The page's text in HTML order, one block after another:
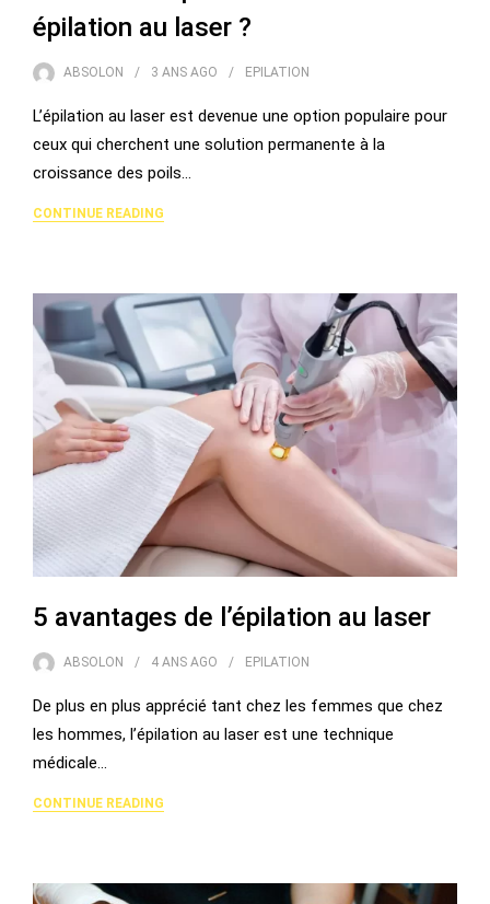
épilation au laser ?
ABSOLON 3 ANS AGO EPILATION
L’épilation au laser est devenue une option populaire pour
ceux qui cherchent une solution permanente à la
croissance des poils…
CONTINUE READING
5 avantages de l’épilation au laser
ABSOLON 4 ANS AGO EPILATION
De plus en plus apprécié tant chez les femmes que chez
les hommes, l’épilation au laser est une technique
médicale…
CONTINUE READING